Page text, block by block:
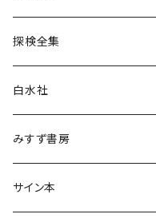
民族・風習
言語・ことば
探検全集
白水社
みすず書房
サイン本